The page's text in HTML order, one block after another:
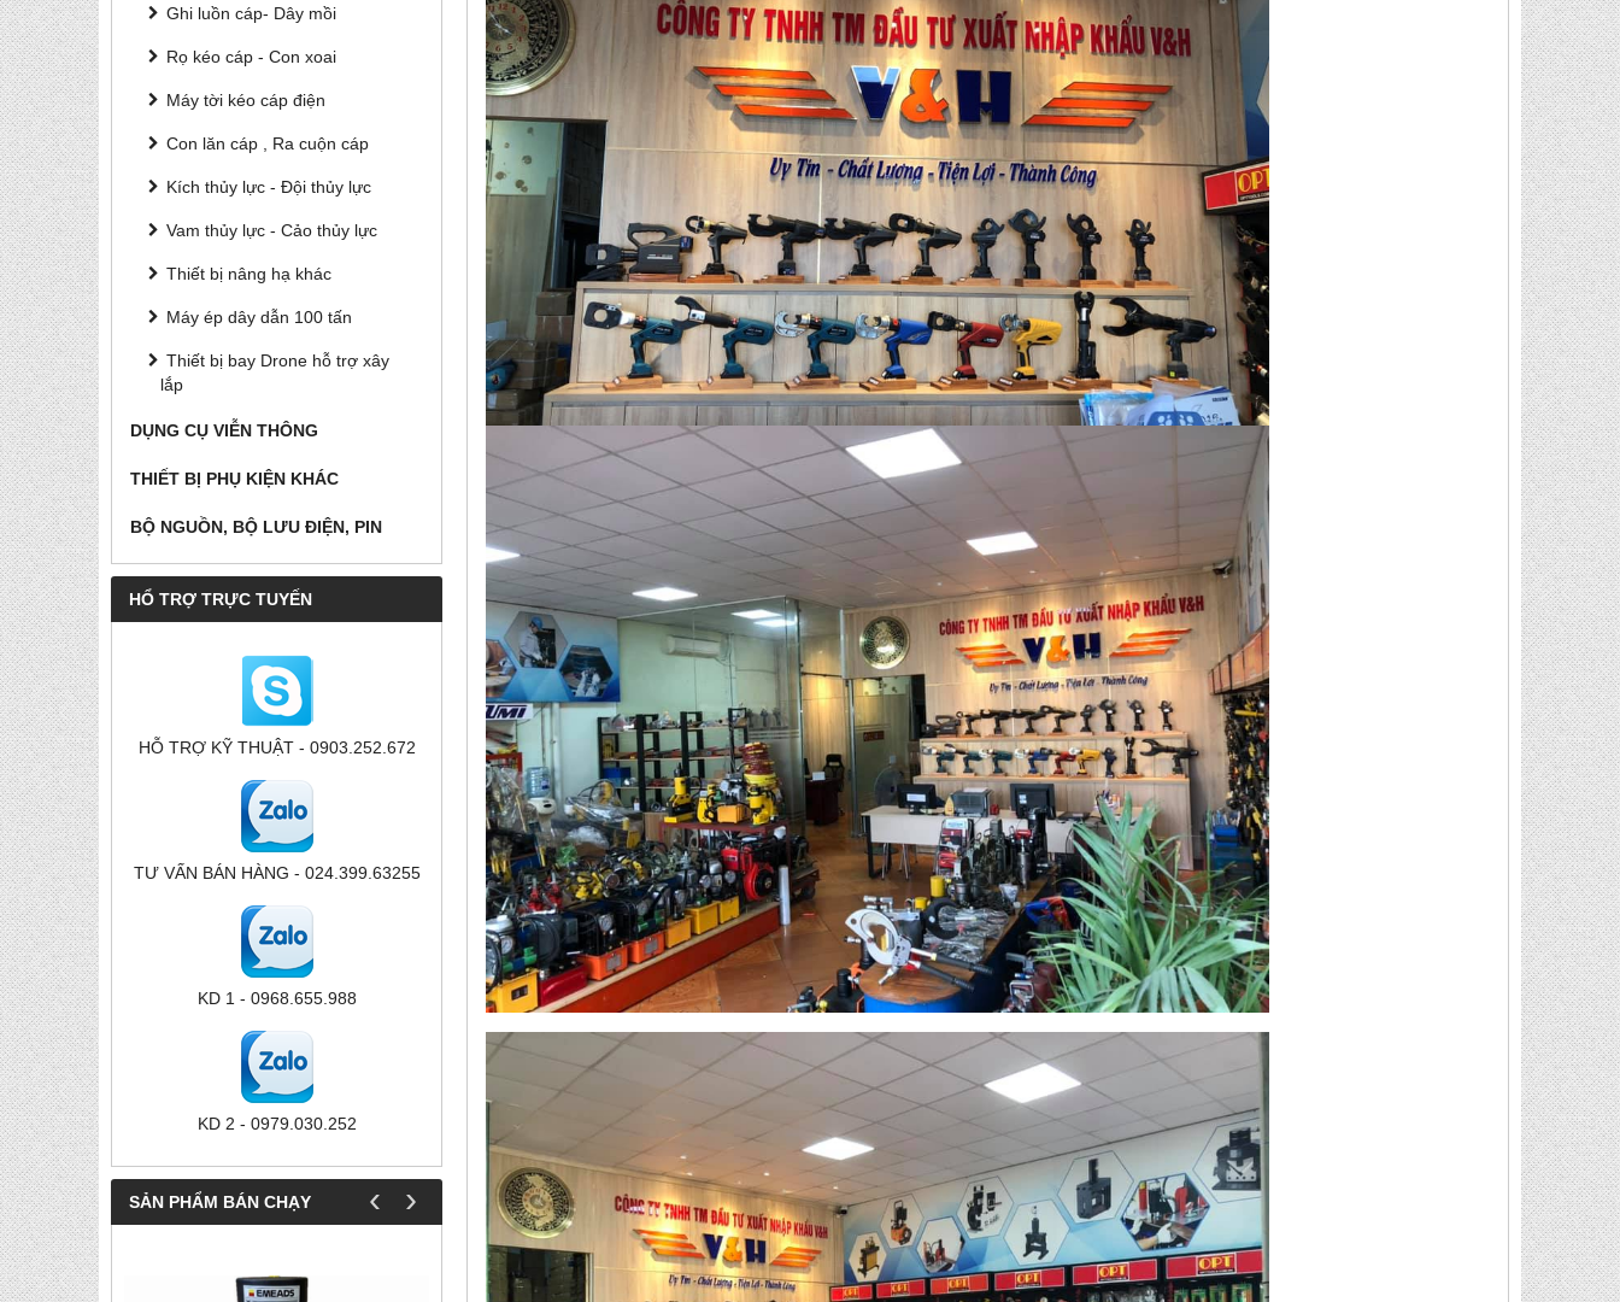
Ghi luồn cáp- Dây mồi
Rọ kéo cáp - Con xoai
Máy tời kéo cáp điện
Con lăn cáp , Ra cuộn cáp
Kích thủy lực - Đội thủy lực
Vam thủy lực - Cảo thủy lực
Thiết bị nâng hạ khác
Máy ép dây dẫn 100 tấn
Thiết bị bay Drone hỗ trợ xây
lắp
DỤNG CỤ VIỄN THÔNG
THIẾT BỊ PHỤ KIỆN KHÁC
BỘ NGUỒN, BỘ LƯU ĐIỆN, PIN
HỔ TRỢ TRỰC TUYẾN
HỖ TRỢ KỸ THUẬT - 0903.252.672
TƯ VẤN BÁN HÀNG - 024.399.63255
KD 1 - 0968.655.988
KD 2 - 0979.030.252
SẢN PHẨM BÁN CHẠY ‹ ›